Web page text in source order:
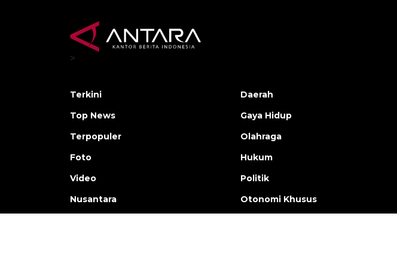
>
Terkini
Top News
Terpopuler
Foto
Video
Nusantara
Daerah
Gaya Hidup
Olahraga
Hukum
Politik
Otonomi Khusus